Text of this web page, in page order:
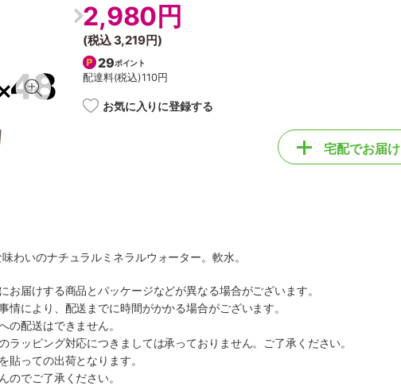
2,980円
(税込 3,219円)
29ポイント
配達料(税込)110円
お気に入りに登録する
宅配でお届け
わいのナチュラルミネラルウォーター。軟水。
お届けする商品とパッケージなどが異なる場合がございます。
情により、配送までに時間がかかる場合がございます。
の配送はできません。
ラッピング対応につきましては承っておりません。ご了承ください。
貼っての出荷となります。
のでご了承ください。